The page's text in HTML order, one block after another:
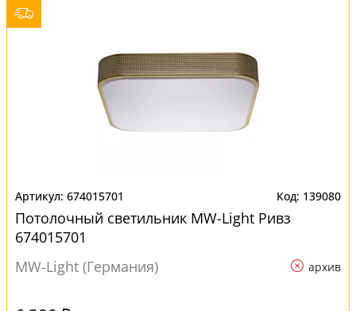
674015701 139080
Потолочный светильник MW-Light Ривз
674015701
MW-Light (Германия)
архив